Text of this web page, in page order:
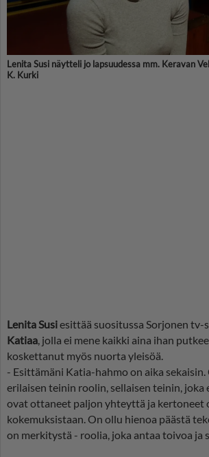
Lenita Susi näytteli jo lapsuudessa mm. Keravan
K. Kurki
Lenita Susiesittää suositussa Sorjonen tv-
Katiaa, jolla ei mene kaikki aina ihan
koskettanut myös nuorta yleisöä.
- Esittämäni Katia-hahmo on aika
erilaisen teinin roolin, sellaisen teinin, joka
ovat ottaneet paljon yhteyttä ja kertoneet
kokemuksistaan. On ollu hienoa päästä
on merkitystä - roolia, joka antaa toivoa ja